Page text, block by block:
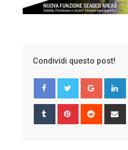
Condividi questo post!
Google+
Tumblr Pinterest Reddit